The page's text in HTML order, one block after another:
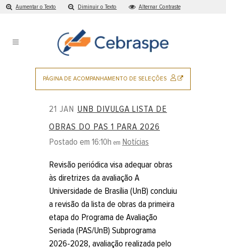
Aumentar o Texto Diminuir o Texto Alternar Contraste
PÁGINA DE ACOMPANHAMENTO DE SELEÇÕES SITE
EXTERNO
21 JAN UNB DIVULGA LISTA DE
OBRAS DO PAS 1 PARA 2026
Postado em 16:10h em Notícias
Revisão periódica visa adequar obras
às diretrizes da avaliação A
Universidade de Brasília (UnB) concluiu
a revisão da lista de obras da primeira
etapa do Programa de Avaliação
Seriada (PAS/UnB) Subprograma
2026-2028, avaliação realizada pelo